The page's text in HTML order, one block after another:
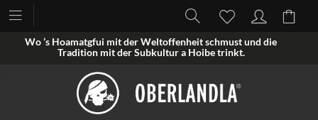
Wo ’s Hoamatgfui mit der Weltoffenheit schmust und die
Tradition mit der Subkultur a Hoibe trinkt.